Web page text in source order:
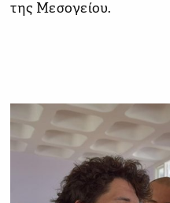
της Μεσογείου.